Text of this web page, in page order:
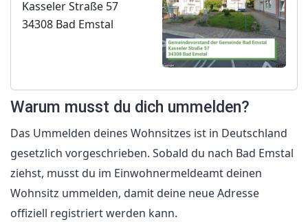
Kasseler Straße 57
34308 Bad Emstal
Warum musst du dich ummelden?
Das Ummelden deines Wohnsitzes ist in Deutschland
gesetzlich vorgeschrieben. Sobald du nach Bad Emstal
ziehst, musst du im Einwohnermeldeamt deinen
Wohnsitz ummelden, damit deine neue Adresse
offiziell registriert werden kann.